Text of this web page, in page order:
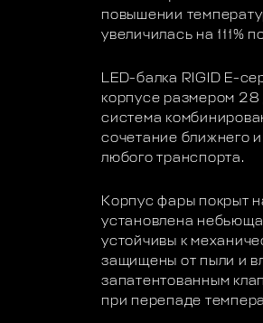
повышении
увеличилась на 111%
LED-балка RIGID E-
корпусе размером 28
система
сочетание ближнего
любого транспорта.
Корпус фары покрыт
установлена
устойчивы к
защищены от пыли и
запатентованным
при перепаде